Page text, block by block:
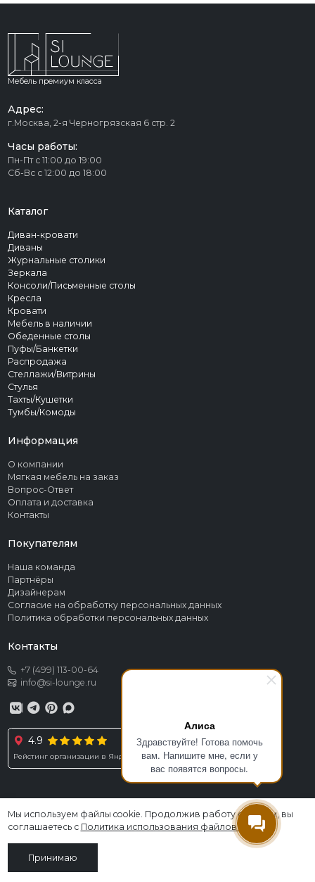
Алиса
Здравствуйте! Готова помочь
вам. Напишите мне, если у
вас появятся вопросы.
Мы используем файлы cookie. Продолжив работу с сайтом, вы
соглашаетесь с Политика использования файлов cookies
Принимаю
Мебель премиум класса
Адрес:
г.Москва, 2-я Черногрязская 6 стр. 2
Часы работы:
Пн-Пт с 11:00 до 19:00
Сб-Вс с 12:00 до 18:00
Каталог
Диван-кровати
Диваны
Журнальные столики
Зеркала
Консоли/Письменные столы
Кресла
Кровати
Мебель в наличии
Обеденные столы
Пуфы/Банкетки
Распродажа
Стеллажи/Витрины
Стулья
Тахты/Кушетки
Тумбы/Комоды
Информация
О компании
Мягкая мебель на заказ
Вопрос-Ответ
Оплата и доставка
Контакты
Покупателям
Наша команда
Партнёры
Дизайнерам
Согласие на обработку персональных данных
Политика обработки персональных данных
Контакты
+7 (499) 113-00-64
info@si-lounge.ru
4.9
Рейстинг организации в Яндексе
© 2026 SI LOUNGE. Все права защищены
Информация, размещённая на сайте, не является публичной офертой